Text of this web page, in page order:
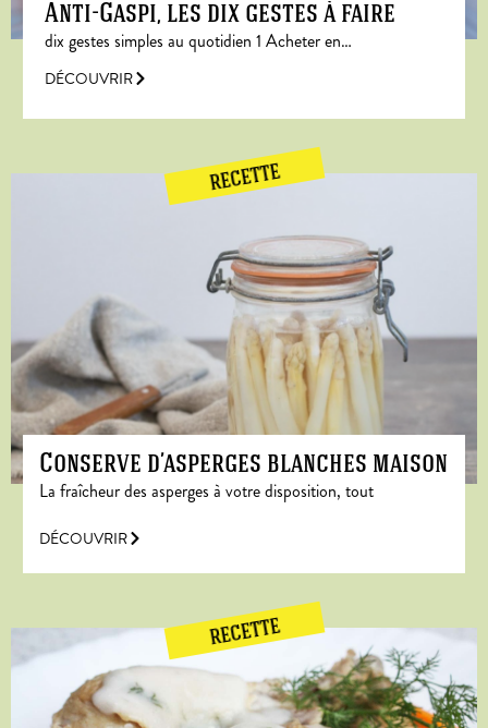
Anti-Gaspi, les dix gestes à faire
dix gestes simples au quotidien 1 Acheter en…
DÉCOUVRIR
RECETTE
Conserve d’asperges blanches maison
La fraîcheur des asperges à votre disposition, tout
DÉCOUVRIR
RECETTE